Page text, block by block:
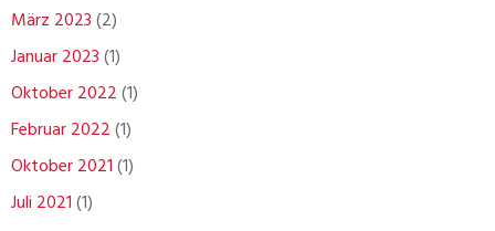
März 2023(2)
Januar 2023(1)
Oktober 2022(1)
Februar 2022(1)
Oktober 2021(1)
Juli 2021(1)